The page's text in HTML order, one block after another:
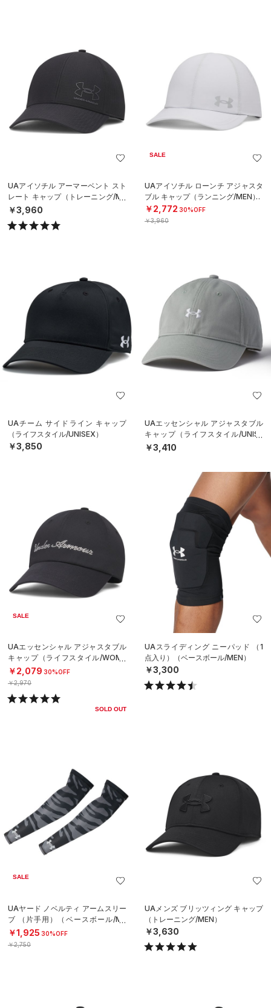
UAアイソチル アーマーベント スト
レート キャップ（トレーニング/ME
N）
￥3,960
SALE
UAアイソチル ローンチ アジャスタ
ブル キャップ（ランニング/MEN）
￥2,772 30%OFF
￥3,960
UAチーム サイドライン キャップ
（ライフスタイル/UNISEX）
￥3,850
UAエッセンシャル アジャスタブル
キャップ（ライフスタイル/UNISE
X）
￥3,410
SALE
UAエッセンシャル アジャスタブル
キャップ（ライフスタイル/WOME
N）
￥2,079 30%OFF
￥2,970
SOLD OUT
UAスライディング ニーパッド （1
点入り）（ベースボール/MEN）
￥3,300
SALE
UAヤード ノベルティ アームスリー
ブ （片手用）（ベースボール/ME
N）
￥1,925 30%OFF
￥2,750
UAメンズ ブリッツィング キャップ
（トレーニング/MEN）
￥3,630